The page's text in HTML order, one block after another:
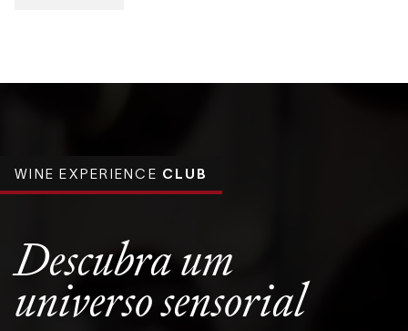
WINE EXPERIENCE CLUB
Descubra um
universosensorial